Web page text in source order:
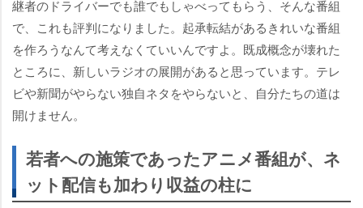
継者のドライバーでも誰でもしゃべってもらう、そんな番組
で、これも評判になりました。起承転結があるきれいな番組
を作ろうなんて考えなくていいんですよ。既成概念が壊れた
ところに、新しいラジオの展開があると思っています。テレ
ビや新聞がやらない独自ネタをやらないと、自分たちの道は
開けません。
若者への施策であったアニメ番組が、ネ
ット配信も加わり収益の柱に